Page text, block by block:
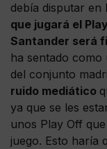
debía disputar en
que jugará el
Santander será
ha sentado
del conjunto
ruido mediático
ya que se les
unos Play Off
juego. Esto haría